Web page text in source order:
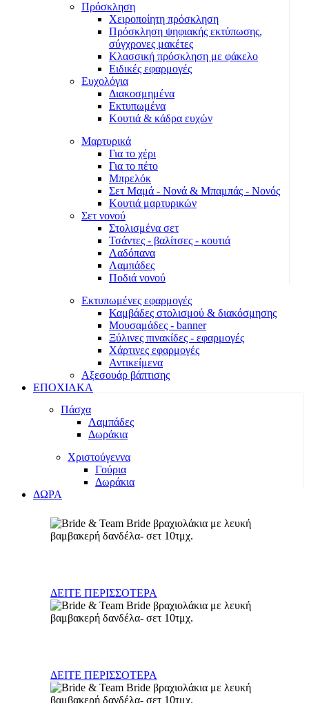
Πρόσκληση
Χειροποίητη πρόσκληση
Πρόσκληση ψηφιακής εκτύπωσης,
σύγχρονες μακέτες
Κλασσική πρόσκληση με φάκελο
Ειδικές εφαρμογές
Ευχολόγια
Διακοσμημένα
Εκτυπωμένα
Κουτιά & κάδρα ευχών
Μαρτυρικά
Για το χέρι
Για το πέτο
Μπρελόκ
Σετ Μαμά - Νονά & Μπαμπάς - Νονός
Κουτιά μαρτυρικών
Σετ νονού
Στολισμένα σετ
Τσάντες - βαλίτσες - κουτιά
Λαδόπανα
Λαμπάδες
Ποδιά νονού
Εκτυπωμένες εφαρμογές
Καμβάδες στολισμού & διακόσμησης
Μουσαμάδες - banner
Ξύλινες πινακίδες - εφαρμογές
Χάρτινες εφαρμογές
Αντικείμενα
Αξεσουάρ βάπτισης
ΕΠΟΧΙΑΚΑ
Πάσχα
Λαμπάδες
Δωράκια
Χριστούγεννα
Γούρια
Δωράκια
ΔΩΡΑ
ΔΕΙΤΕ ΠΕΡΙΣΣΟΤΕΡΑ
ΔΕΙΤΕ ΠΕΡΙΣΣΟΤΕΡΑ